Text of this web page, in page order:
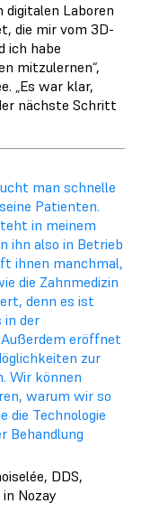
digitalen Laboren
die mir vom 3D-
ich habe
mitzulernen“,
„Es war klar,
nächste Schritt
man schnelle
Patienten.
in meinem
ihn also in Betrieb
ihnen manchmal,
die Zahnmedizin
denn es ist
in der
eröffnet
zur
Wir können
warum wir so
die Technologie
Behandlung
DDS,
Nozay